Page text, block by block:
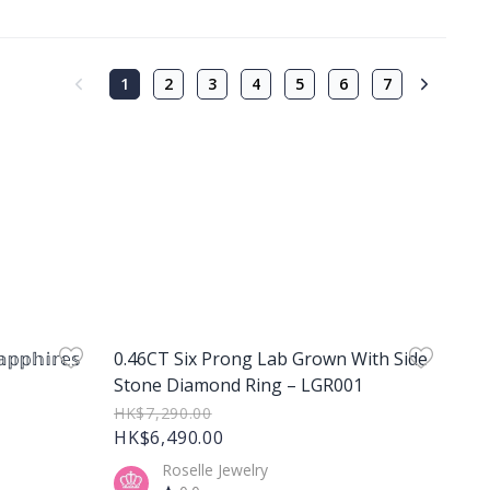
1 2 3 4 5 6 7
0.46CT Six Prong Lab Grown With Side
Stone Diamond Ring – LGR001
HK$7,290.00
HK$6,490.00
Roselle Jewelry